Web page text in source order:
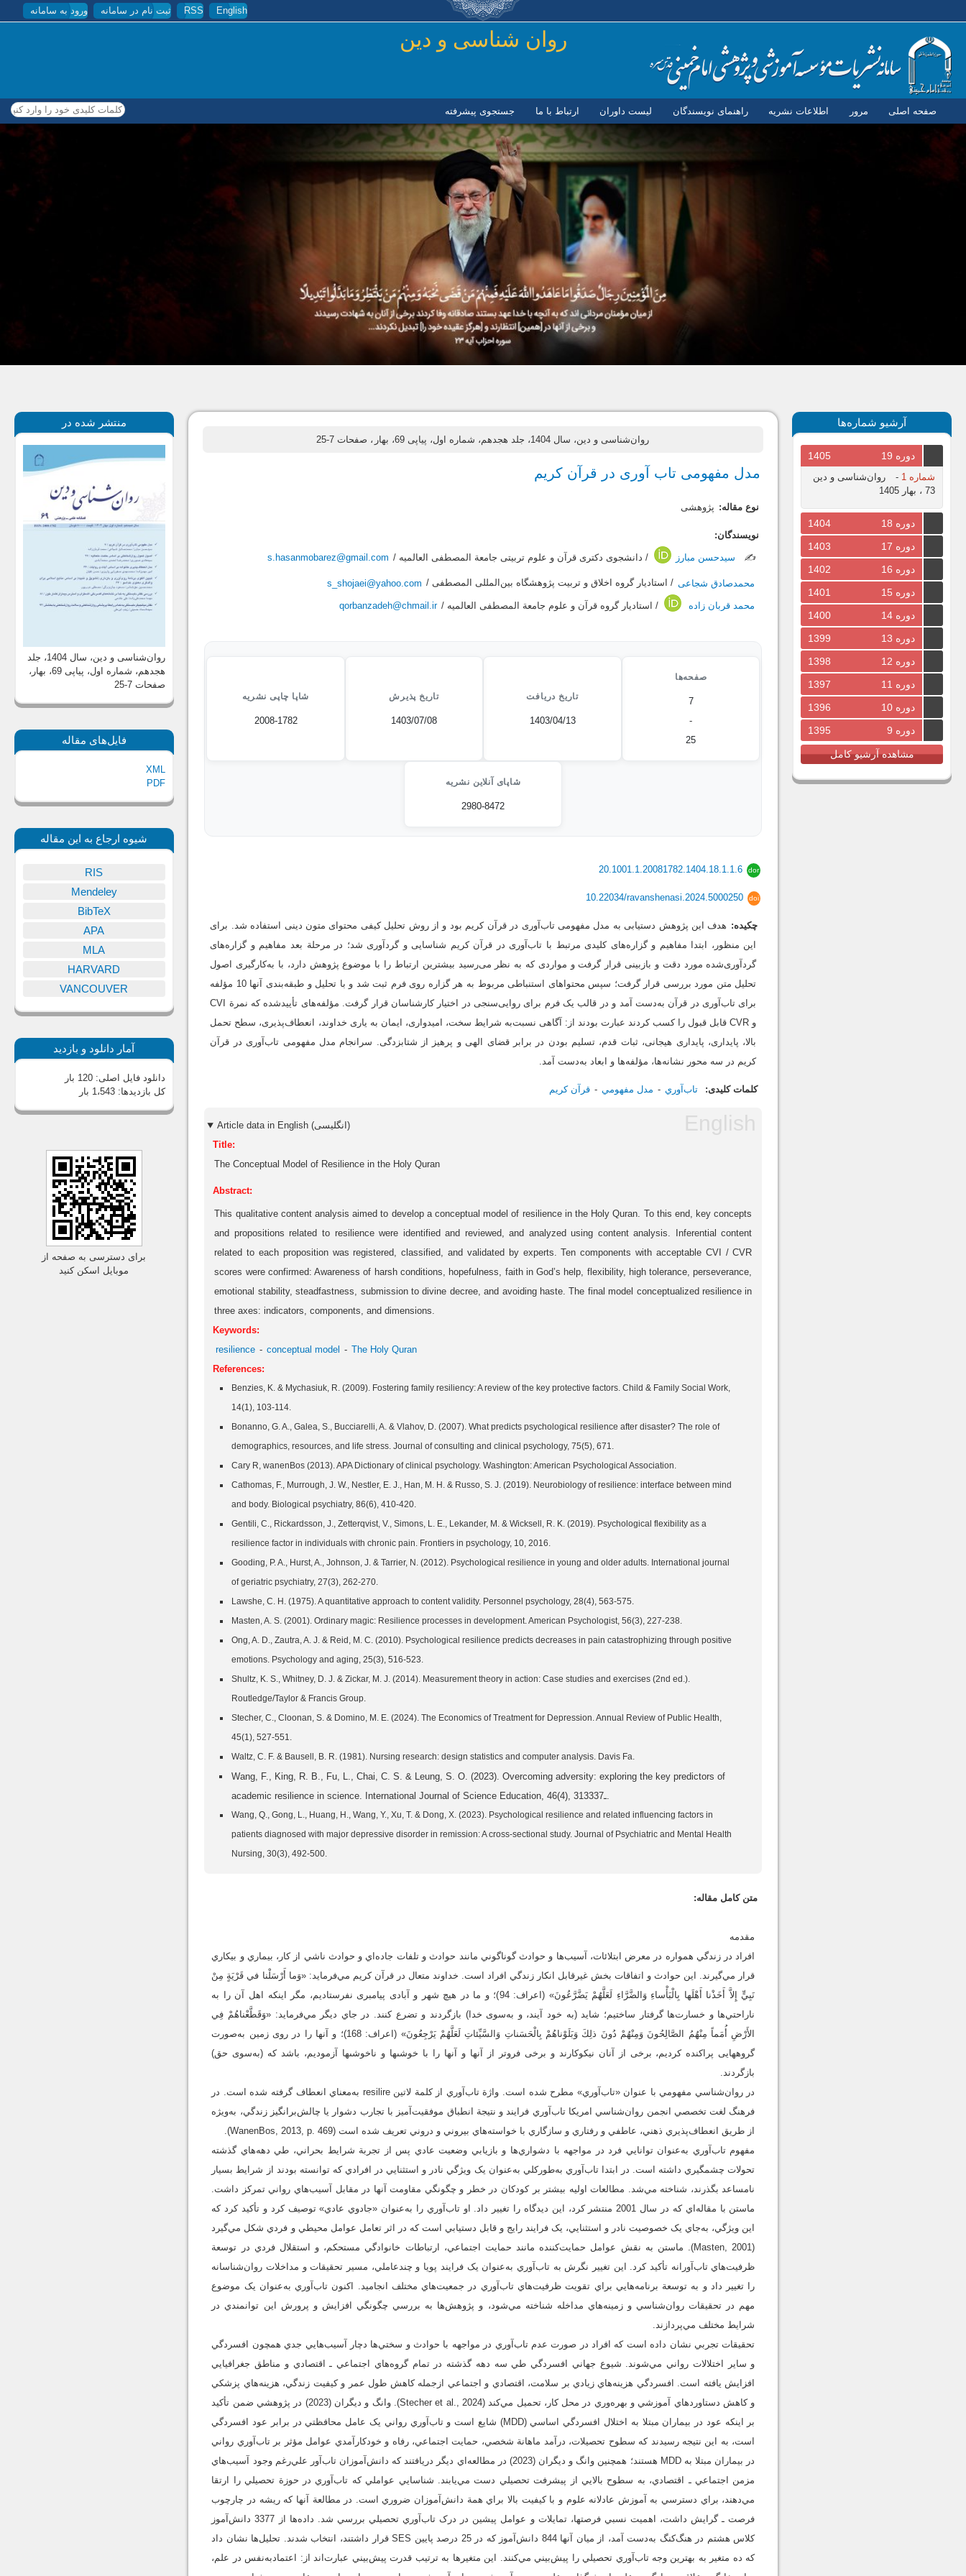
رفتن به محتوای اصلی English
RSS ثبت نام در سامانه ورود به سامانه
روان شناسی و دين
صفحه اصلی مرور اطلاعات نشریه راهنمای نویسندگان لیست داوران ارتباط با ما جستجوی پیشرفته کلمات کلیدی خود را وارد کنید
آرشیو شماره‌ها
دوره 19 1405
شماره 1 -
روان‌شناسی و دین
73 ، بهار 1405
دوره 18
1404
دوره 17
1403
دوره 16
1402
دوره 15
1401
دوره 14
1400
دوره 13
1399
دوره 12
1398
دوره 11
1397
دوره 10
1396
دوره 9
1395
مشاهده آرشیو کامل
روان‌شناسی و دین، سال 1404، جلد هجدهم، شماره اول، پیاپی 69، بهار ، صفحات 7-25
مدل مفهومی تاب آوری در قرآن کریم
نوع مقاله: پژوهشی
نویسندگان:
✍️ سیدحسن مبارز / دانشجوی دکتری قرآن و علوم تربیتی جامعة المصطفی العالمیه / s.hasanmobarez@gmail.com
محمدصادق شجاعی / استادیار گروه اخلاق و تربیت پژوهشگاه بین‌المللی المصطفی / s_shojaei@yahoo.com
محمد قربان زاده / استادیار گروه قرآن و علوم جامعة المصطفی العالمیه / qorbanzadeh@chmail.ir
صفحه‌ها
7
-
25
تاریخ دریافت
1403/04/13
تاریخ پذیرش
1403/07/08
شاپا چاپی نشریه
2008-1782
شاپای آنلاین نشریه
2980-8472
dor
20.1001.1.20081782.1404.18.1.1.6
doi
10.22034/ravanshenasi.2024.5000250
چکیده: هدف این پژوهش دستیابی به مدل مفهومی تاب‌آوری در قرآن کریم بود و از روش تحلیل کیفی محتوای متون دینی استفاده شد. برای
این منظور، ابتدا مفاهیم و گزاره‌های کلیدی مرتبط با تاب‌آوری در قرآن کریم شناسایی و گردآوری شد؛ در مرحلة بعد مفاهیم و گزاره‌های
گردآوری‌شده مورد دقت و بازبینی قرار گرفت و مواردی که به نظر می‌رسید بیشترین ارتباط را با موضوع پژوهش دارد، با به‌کارگیری اصول
تحلیل متن مورد بررسی قرار گرفت؛ سپس محتواهای استنباطی مربوط به هر گزاره روی فرم ثبت شد و با تحلیل و طبقه‌‌بندی آنها 10 مؤلفه
برای تاب‌آوری در قرآن به‌دست آمد و در قالب یک فرم برای روایی‌سنجی در اختیار کارشناسان قرار گرفت. مؤلفه‌های تأییدشده که نمرة CVI
و CVR قابل قبول را کسب کردند عبارت بودند از: آگاهی نسبت‌به شرایط سخت، امیدواری، ایمان به یاری خداوند، انعطاف‌پذیری، سطح تحمل
بالا، پایداری، پایداری هیجانی، ثبات قدم، تسلیم بودن در برابر قضای الهی و پرهیز از شتابزدگی. سرانجام مدل مفهومی تاب‌آوری در قرآن
کریم در سه محور نشانه‌ها، مؤلفه‌ها و ابعاد به‌دست آمد.
کلمات کلیدی: تاب‌آوري مدل مفهومي قرآن کريم
Article data in English (انگلیسی)
Title:
The Conceptual Model of Resilience in the Holy Quran
Abstract:
This qualitative content analysis aimed to develop a conceptual model of resilience in the Holy Quran. To this end, key concepts
and propositions related to resilience were identified and reviewed, and analyzed using content analysis. Inferential content
related to each proposition was registered, classified, and validated by experts. Ten components with acceptable CVI / CVR
scores were confirmed: Awareness of harsh conditions, hopefulness, faith in God’s help, flexibility, high tolerance, perseverance,
emotional stability, steadfastness, submission to divine decree, and avoiding haste. The final model conceptualized resilience in
three axes: indicators, components, and dimensions.
Keywords:
resilience
conceptual model
The Holy Quran
References:
Benzies, K. & Mychasiuk, R. (2009). Fostering family resiliency: A review of the key protective factors. Child & Family Social Work,
Bonanno, G. A., Galea, S., Bucciarelli, A. & Vlahov, D. (2007). What predicts psychological resilience after disaster? The role of
Cary R, wanenBos (2013). APA Dictionary of clinical psychology. Washington: American Psychological Association.
Cathomas, F., Murrough, J. W., Nestler, E. J., Han, M. H. & Russo, S. J. (2019). Neurobiology of resilience: interface between mind
and body. Biological psychiatry, 86(6), 410-420.
Gentili, C., Rickardsson, J., Zetterqvist, V., Simons, L. E., Lekander, M. & Wicksell, R. K. (2019). Psychological flexibility as a
Gooding, P. A., Hurst, A., Johnson, J. & Tarrier, N. (2012). Psychological resilience in young and older adults. International journal
Masten, A. S. (2001). Ordinary magic: Resilience processes in development. American Psychologist, 56(3), 227-238.
Ong, A. D., Zautra, A. J. & Reid, M. C. (2010). Psychological resilience predicts decreases in pain catastrophizing through positive
emotions. Psychology and aging, 25(3), 516-523.
Shultz, K. S., Whitney, D. J. & Zickar, M. J. (2014). Measurement theory in action: Case studies and exercises (2nd ed.).
Routledge/Taylor & Francis Group.
Stecher, C., Cloonan, S. & Domino, M. E. (2024). The Economics of Treatment for Depression. Annual Review of Public Health,
Wang, F., King, R. B., Fu, L., Chai, C. S. & Leung, S. O. (2023). Overcoming adversity: exploring the key predictors of
academic resilience in science. International Journal of Science Education, 46(4), 313ـ337.
Wang, Q., Gong, L., Huang, H., Wang, Y., Xu, T. & Dong, X. (2023). Psychological resilience and related influencing factors in
patients diagnosed with major depressive disorder in remission: A cross‐sectional study. Journal of Psychiatric and Mental Health
Nursing, 30(3), 492-500.
متن کامل مقاله:
مقدمه
افراد در زندگي همواره در معرض ابتلائات، آسيب‌ها و حوادث گوناگوني مانند حوادث و تلفات جاده‌اي و حوادث ناشي از کار، بيماري و بيکاري
قرار مي‌گيرند. اين حوادث و اتفاقات بخش غيرقابل انکار زندگي افراد است. خداوند متعال در قرآن کريم مي‌فرمايد: «وَما أَرْسَلْنا في‏ قَرْيَةٍ مِنْ
نَبِيٍّ إِلاَّ أَخَذْنا أَهْلَها بِالْبَأْساءِ وَالضَّرَّاءِ لَعَلَّهُمْ يَضَّرَّعُونَ» (اعراف: 94)؛ و ما در هيچ شهر و آبادى پيامبرى نفرستاديم، مگر اينكه اهل آن را به
ناراحتي‌ها و خسارت‌ها گرفتار ساختيم؛ شايد (به خود آيند، و به‌سوى خدا) بازگردند و تضرع كنند. در جاي ديگر مي‌فرمايد: «وَقَطَّعْناهُمْ فِي
الأَرْضِ أُمَماً مِنْهُمُ الصَّالِحُونَ وَمِنْهُمْ دُونَ ذلِكَ وَبَلَوْناهُمْ بِالْحَسَناتِ وَالسَّيِّئاتِ لَعَلَّهُمْ يَرْجِعُونَ» (اعراف: 168)؛ و آنها را در روى زمين به‌صورت
گروه‏هايى پراكنده كرديم، برخى از آنان نيكوكارند و برخى فروتر از آنها و آنها را با خوشى‏ها و ناخوشى‏ها آزموديم، باشد كه (به‌سوى حق)
بازگردند.
در روان‌شناسي مفهومي با عنوان «تاب‌آوري» مطرح شده است. واژة تاب‌آوري از کلمة لاتين resilire به‌معناي انعطاف گرفته شده است. در
فرهنگ لغت تخصصي انجمن روان‌شناسي امريکا تاب‌آوري فرايند و نتيجة انطباق موفقيت‌آميز با تجارب دشوار يا چالش‌برانگيز زندگي، به‌ويژه
از طريق انعطاف‌پذيري ذهني، عاطفي و رفتاري و سازگاري با خواسته‌هاي بيروني و دروني تعريف شده است (WanenBos, 2013, p. 469).
مفهوم تاب‌آوري به‌عنوان توانايي فرد در مواجهه با دشواري‌ها و بازيابي وضعيت عادي پس از تجربة شرايط بحراني، طي دهه‌هاي گذشته
تحولات چشمگيري داشته است. در ابتدا تاب‌آوري به‌طورکلي به‌عنوان يک ويژگي نادر و استثنايي در افرادي که توانسته بودند از شرايط بسيار
نامساعد بگذرند، شناخته مي‌شد. مطالعات اوليه بيشتر بر کودکان در خطر و چگونگي مقاومت آنها در مقابل آسيب‌هاي رواني تمرکز داشت.
ماستن با مقاله‌اي که در سال 2001 منتشر کرد، اين ديدگاه را تغيير داد. او تاب‌آوري را به‌عنوان «جادوي عادي» توصيف کرد و تأکيد کرد که
اين ويژگي، به‌جاي يک خصوصيت نادر و استثنايي، يک فرايند رايج و قابل دستيابي است که در اثر تعامل عوامل محيطي و فردي شکل مي‌گيرد
(Masten, 2001). ماستن به نقش عوامل حمايت‌کننده مانند حمايت اجتماعي، ارتباطات خانوادگي مستحکم، و استقلال فردي در توسعة
ظرفيت‌هاي تاب‌آورانه تأکيد کرد. اين تغيير نگرش به تاب‌آوري به‌عنوان يک فرايند پويا و چندعاملي، مسير تحقيقات و مداخلات روان‌شناسانه
را تغيير داد و به توسعة برنامه‌هايي براي تقويت ظرفيت‌هاي تاب‌آوري در جمعيت‌هاي مختلف انجاميد. اکنون تاب‌آوري به‌عنوان يک موضوع
مهم در تحقيقات روان‌شناسي و زمينه‌هاي مداخله شناخته مي‌شود، و پژوهش‌ها به بررسي چگونگي افزايش و پرورش اين توانمندي در
شرايط مختلف مي‌پردازند.
تحقيقات تجربي نشان داده است که افراد در صورت عدم تاب‌آوري در مواجهه با حوادث و سختي‌ها دچار آسيب‌هايي جدي همچون افسردگي
و ساير اختلالات رواني مي‌شوند. شيوع جهاني افسردگي طي سه دهه گذشته در تمام گروه‌هاي اجتماعي ـ اقتصادي و مناطق جغرافيايي
افزايش يافته است. افسردگي هزينه‌هاي زيادي بر سلامت، اقتصادي و اجتماعي ازجمله کاهش طول عمر و کيفيت زندگي، هزينه‌هاي پزشکي
و کاهش دستاوردهاي آموزشي و بهره‌وري در محل کار، تحميل مي‌کند (Stecher et al., 2024). وانگ و ديگران (2023) در پژوهشي ضمن تأکيد
بر اينکه عود در بيماران مبتلا به اختلال افسردگي اساسي (MDD) شايع است و تاب‌آوري رواني يک عامل محافظتي در برابر عود افسردگي
است، به اين نتيجه رسيدند که سطوح تحصيلات، درآمد ماهانة شخصي، حمايت اجتماعي، رفاه و خودکارآمدي عوامل مؤثر بر تاب‌آوري رواني
در بيماران مبتلا به MDD هستند؛ همچنين وانگ و ديگران (2023) در مطالعه‌اي ديگر دريافتند که دانش‌آموزان تاب‌آور علي‌رغم وجود آسيب‌هاي
مزمن اجتماعي ـ اقتصادي، به سطوح بالايي از پيشرفت تحصيلي دست مي‌يابند. شناسايي عواملي که تاب‌آوري در حوزة تحصيلي را ارتقا
مي‌دهند، براي دسترسي به آموزش عادلانه علوم و با کيفيت بالا براي همة دانش‌آموزان ضروري است. در مطالعة آنها که ريشه در چارچوب
فرصت ـ گرايش داشت، اهميت نسبي فرصت‏ها، تمايلات و عوامل پيشين در درک تاب‌آوري تحصيلي بررسي شد. داده‌ها از 3377 دانش‌آموز
کلاس هشتم در هنگ‌کنگ به‌دست آمد، از ميان آنها 844 دانش‌آموز که در 25 درصد پايين SES قرار داشتند، انتخاب شدند. تحليل‌ها نشان داد
که ده متغير به بهترين وجه تاب‌آوري تحصيلي را پيش‌بيني مي‌کنند. اين متغيرها به ترتيب قدرت پيش‌بيني عبارت‌اند از: اعتمادبه‌نفس در علم،
منتشر شده در
روان‌شناسی و دین، سال 1404، جلد
هجدهم، شماره اول، پیاپی 69، بهار
،
صفحات 7-25
فایل‌های مقاله
XML
PDF
شیوه ارجاع به این مقاله
RIS
Mendeley
BibTeX
APA
MLA
HARVARD
VANCOUVER
آمار دانلود و بازدید
دانلود فایل اصلی:120 بار
کل بازدیدها:1،543 بار
برای دسترسی به صفحه از
موبایل اسکن کنید